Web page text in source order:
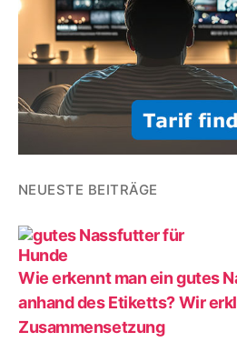
NEUESTE BEITRÄGE
Wie erkennt man ein gutes
anhand des Etiketts? Wir
Zusammensetzung